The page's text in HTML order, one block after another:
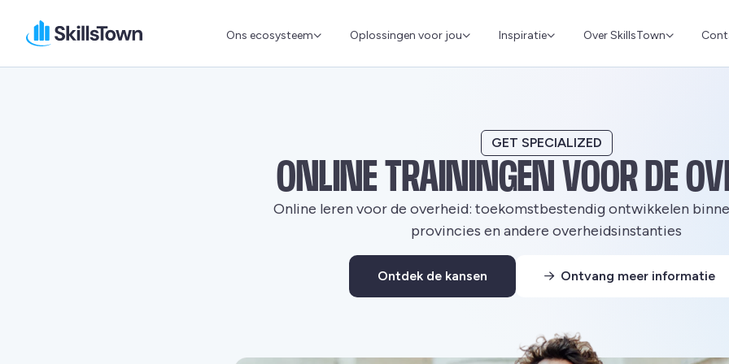
Ons ecosysteem Oplossingen voor jou Inspiratie Over SkillsTown
ONLINE TRAININGEN VOOR DE
GET SPECIALIZED
Online leren voor de overheid: toekomstbestendig ontwikkelen
provincies en andere overheidsinstanties
Ontdek de kansen
Deze link gaat naar een externe website.Ontvang meer informatie
Deze link gaat naar een